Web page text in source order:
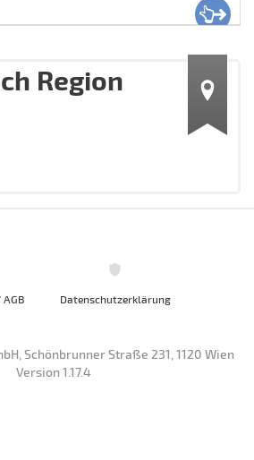
Region
Datenschutzerklärung
Schönbrunner Straße 231, 1120 Wien
Version 1.17.4